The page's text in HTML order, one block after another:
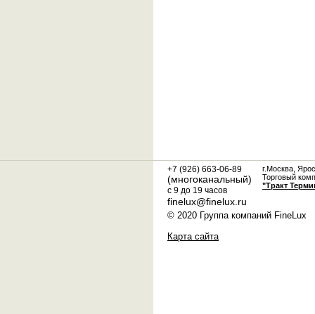
+7 (926) 663-06-89
(многоканальный)
с 9 до 19 часов
finelux@finelux.ru
г.Москва,
Торговый
"Тракт
© 2020 Группа компаний FineLux
Карта сайта